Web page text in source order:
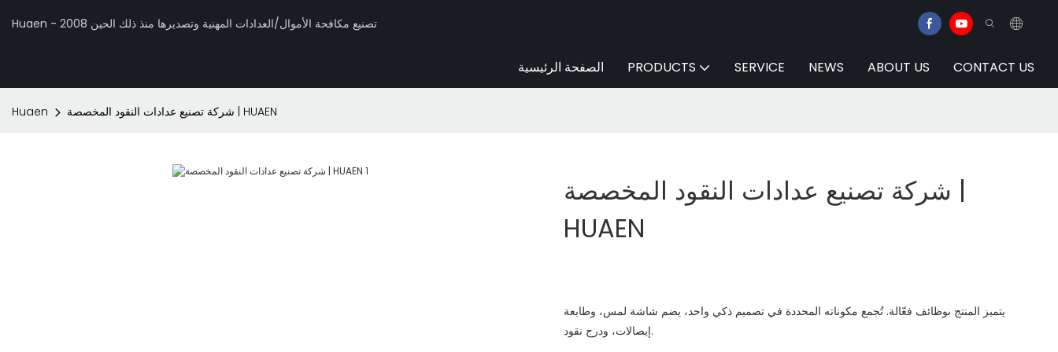
Huaen - تصنيع مكافحة الأموال/العدادات المهنية وتصديرها منذ ذلك الحين 2008
الصفحة الرئيسية PRODUCTS SERVICE NEWS ABOUT US CONTACT US
Huaen شركة تصنيع عدادات النقود المخصصة | HUAEN
شركة تصنيع عدادات النقود المخصصة |
HUAEN
يتميز المنتج بوظائف فعّالة. تُجمع مكوناته المحددة في تصميم ذكي واحد، يضم شاشة لمس، وطابعة
إيصالات، ودرج نقود.